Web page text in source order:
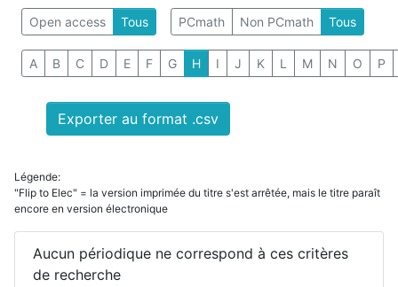
Open access Tous PCmath Non PCmath Tous
A B C D E F G H I J K L M N O P
Exporter au format .csv
Légende:
"Flip to Elec" = la version imprimée du titre s'est arrêtée, mais le titre paraît
encore en version électronique
Aucun périodique ne correspond à ces critères
de recherche